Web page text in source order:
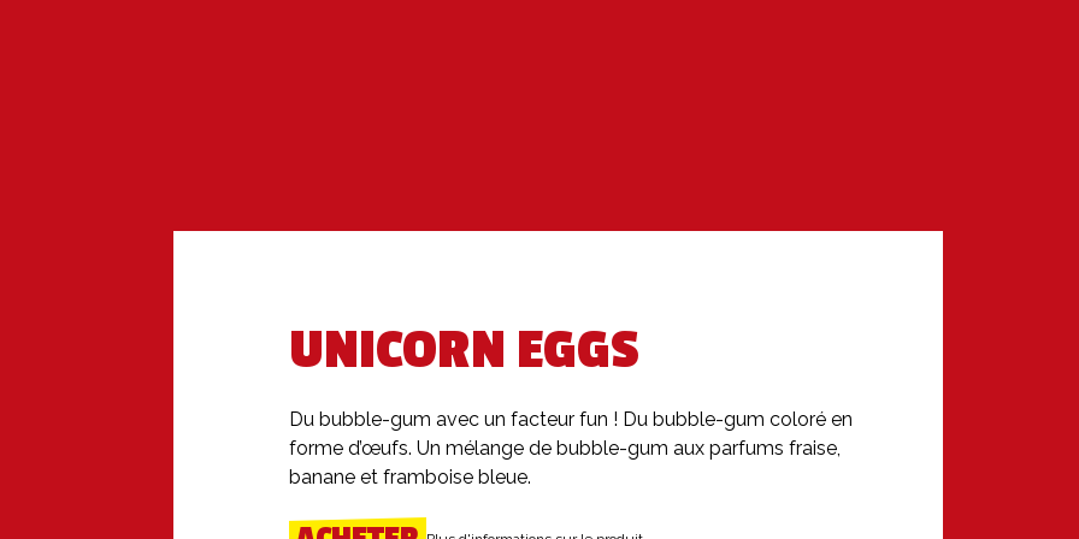
UNICORN EGGS
Du bubble-gum avec un facteur fun ! Du bubble-gum coloré en
forme d’œufs. Un mélange de bubble-gum aux parfums fraise,
banane et framboise bleue.